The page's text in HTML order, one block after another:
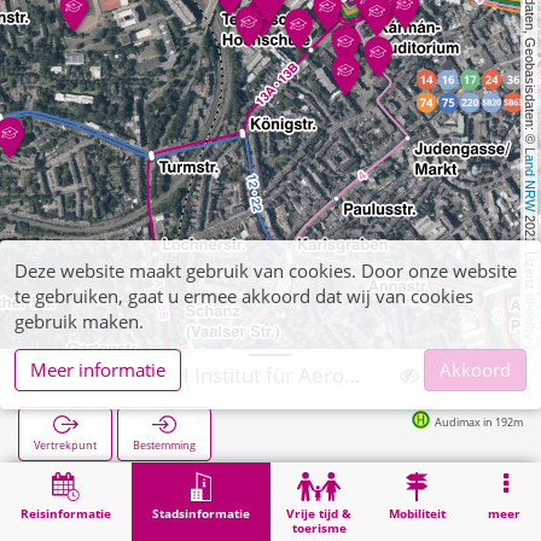
, Kartendaten, Geobasisdaten: ©
Land NRW
2021, Lizenz
dl-de/by-2-0
Reisinformatie Stadsinformatie
Vrije tijd &
toerisme
Mobiliteit meer
Vertrekpunt Bestemming
Audimax in 192m
Stadsinformatie Hogeschoolinstellingen Aachen, RWTH Institut für Aerodynamik
Deze website maakt gebruik van cookies. Door onze website
te gebruiken, gaat u ermee akkoord dat wij van cookies
gebruik maken.
Meer informatie
Akkoord